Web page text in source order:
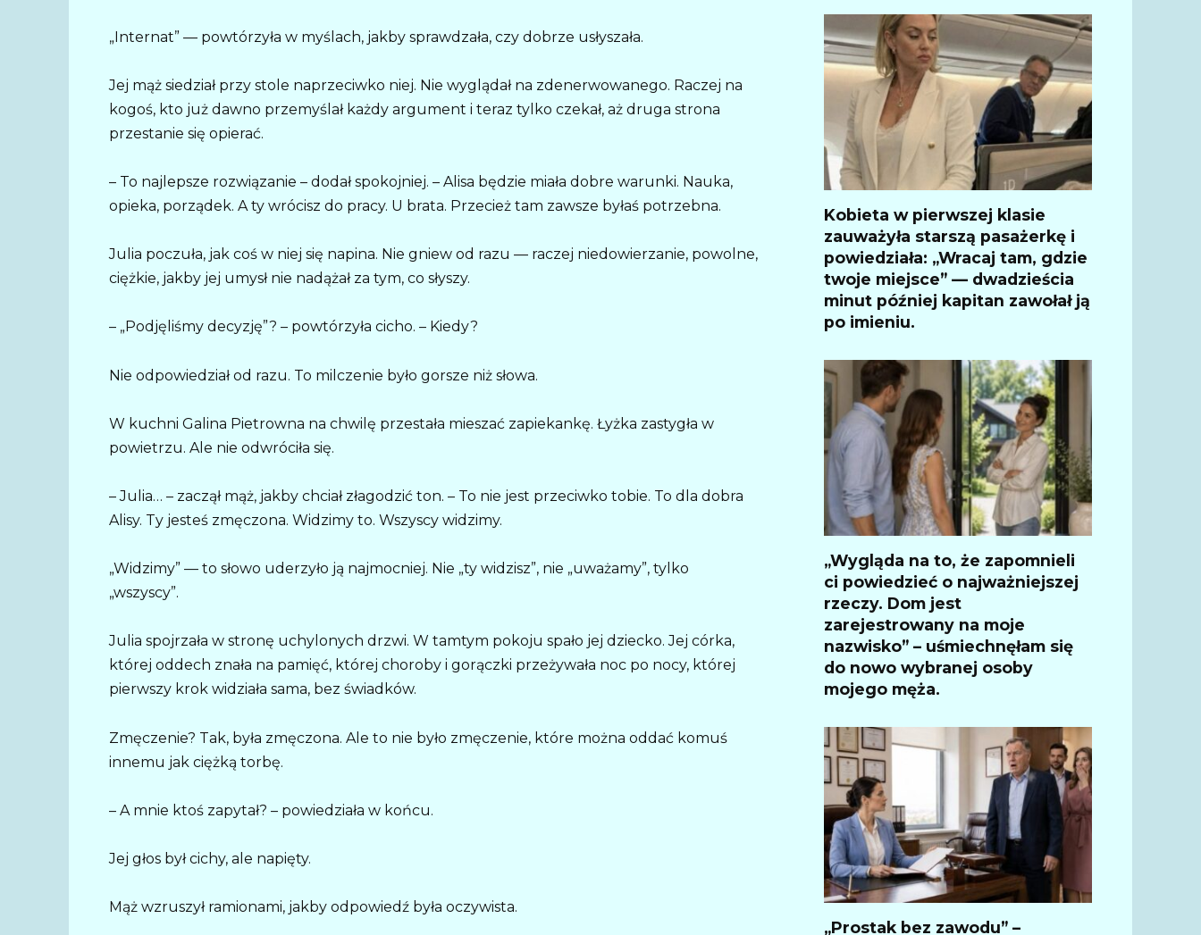
„Internat” — powtórzyła w myślach, jakby sprawdzała, czy dobrze usłyszała.
Jej mąż siedział przy stole naprzeciwko niej. Nie wyglądał na zdenerwowanego. Raczej na
kogoś, kto już dawno przemyślał każdy argument i teraz tylko czekał, aż druga strona
przestanie się opierać.
– To najlepsze rozwiązanie – dodał spokojniej. – Alisa będzie miała dobre warunki. Nauka,
opieka, porządek. A ty wrócisz do pracy. U brata. Przecież tam zawsze byłaś potrzebna.
Julia poczuła, jak coś w niej się napina. Nie gniew od razu — raczej niedowierzanie, powolne,
ciężkie, jakby jej umysł nie nadążał za tym, co słyszy.
– „Podjęliśmy decyzję”? – powtórzyła cicho. – Kiedy?
Nie odpowiedział od razu. To milczenie było gorsze niż słowa.
W kuchni Galina Pietrowna na chwilę przestała mieszać zapiekankę. Łyżka zastygła w
powietrzu. Ale nie odwróciła się.
– Julia… – zaczął mąż, jakby chciał złagodzić ton. – To nie jest przeciwko tobie. To dla dobra
Alisy. Ty jesteś zmęczona. Widzimy to. Wszyscy widzimy.
„Widzimy” — to słowo uderzyło ją najmocniej. Nie „ty widzisz”, nie „uważamy”, tylko
„wszyscy”.
Julia spojrzała w stronę uchylonych drzwi. W tamtym pokoju spało jej dziecko. Jej córka,
której oddech znała na pamięć, której choroby i gorączki przeżywała noc po nocy, której
pierwszy krok widziała sama, bez świadków.
Zmęczenie? Tak, była zmęczona. Ale to nie było zmęczenie, które można oddać komuś
innemu jak ciężką torbę.
– A mnie ktoś zapytał? – powiedziała w końcu.
Jej głos był cichy, ale napięty.
Mąż wzruszył ramionami, jakby odpowiedź była oczywista.
Kobieta w pierwszej klasie
zauważyła starszą pasażerkę i
powiedziała: „Wracaj tam, gdzie
twoje miejsce” — dwadzieścia
minut później kapitan zawołał ją
po imieniu.
„Wygląda na to, że zapomnieli
ci powiedzieć o najważniejszej
rzeczy. Dom jest
zarejestrowany na moje
nazwisko” – uśmiechnęłam się
do nowo wybranej osoby
mojego męża.
„Prostak bez zawodu” –